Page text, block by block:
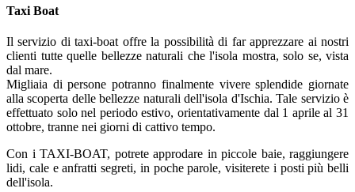
Taxi Boat
Il servizio di taxi-boat offre la possibilità di far apprezzare ai nostri
clienti tutte quelle bellezze naturali che l'isola mostra, solo se, vista
dal mare.
Migliaia di persone potranno finalmente vivere splendide giornate
alla scoperta delle bellezze naturali dell'isola d'Ischia. Tale servizio è
effettuato solo nel periodo estivo, orientativamente dal 1 aprile al 31
ottobre, tranne nei giorni di cattivo tempo.
Con i TAXI-BOAT, potrete approdare in piccole baie, raggiungere
lidi, cale e anfratti segreti, in poche parole, visiterete i posti più belli
dell'isola.